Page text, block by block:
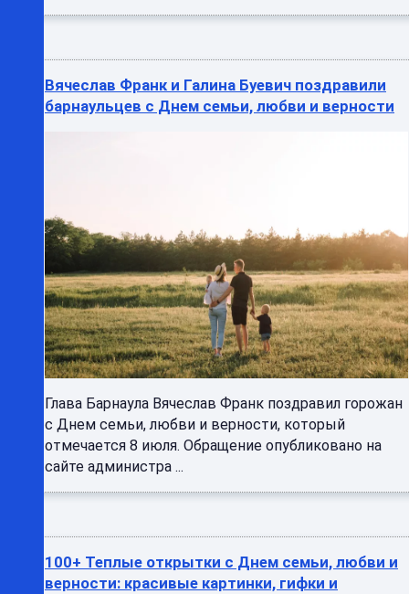
Вячеслав Франк и Галина Буевич поздравили
барнаульцев с Днем семьи, любви и верности
Глава Барнаула Вячеслав Франк поздравил горожан
с Днем семьи, любви и верности, который
отмечается 8 июля. Обращение опубликовано на
сайте администра ...
100+ Теплые открытки с Днем семьи, любви и
верности: красивые картинки, гифки и